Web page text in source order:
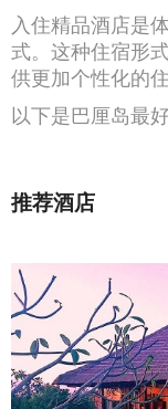
入住精品酒店是
式。这种住宿形
供更加个性化的住
以下是巴厘岛最
推荐酒店